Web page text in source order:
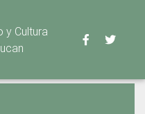
y Cultura